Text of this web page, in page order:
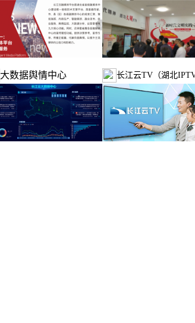
大数据舆情中心 长江云TV（湖北